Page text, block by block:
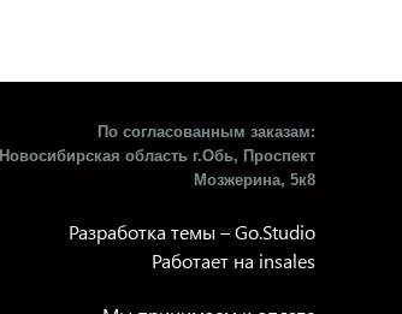
По согласованным заказам:
Новосибирская область г.Обь, Проспект
Мозжерина, 5к8​
Разработка темы –Go.Studio
Работает на insales